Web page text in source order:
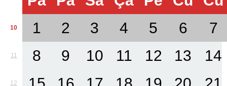
10 1 2 3 4 5 6 7
11 8 9 10 11 12 13 14
12